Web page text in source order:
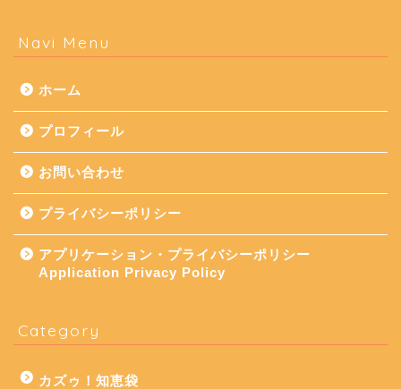
Navi Menu
ホーム
プロフィール
お問い合わせ
プライバシーポリシー
アプリケーション・プライバシーポリシー
Application Privacy Policy
Category
カズゥ！知恵袋